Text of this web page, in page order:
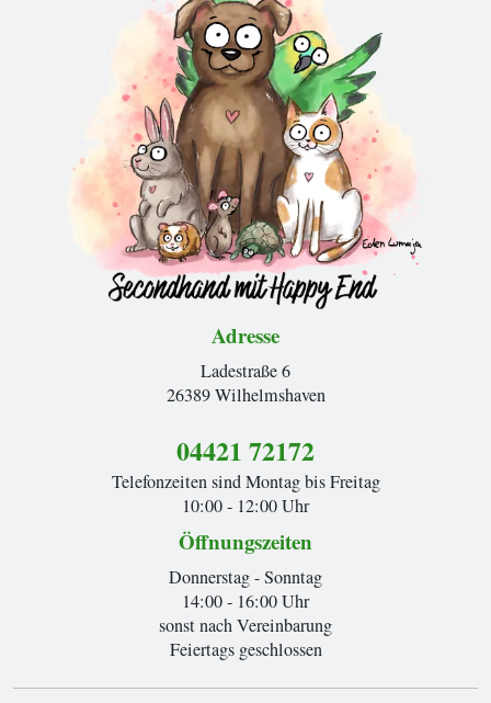
Adresse
Ladestraße 6
26389 Wilhelmshaven
04421 72172
Telefonzeiten sind Montag bis Freitag
10:00 - 12:00 Uhr
Öffnungszeiten
Donnerstag - Sonntag
14:00 - 16:00 Uhr
sonst nach Vereinbarung
Feiertags geschlossen